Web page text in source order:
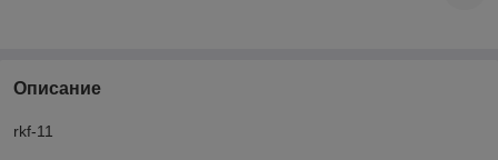
Описание
rkf-11